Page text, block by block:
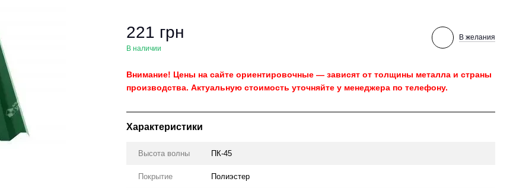
221 грн
В наличии
В желания
Внимание! Цены на сайте ориентировочные — зависят от толщины металла и страны
производства. Актуальную стоимость уточняйте у менеджера по телефону.
Характеристики
Высота волны ПК-45
Покрытие Полиэстер